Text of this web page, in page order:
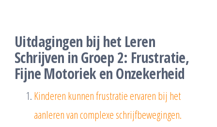
Uitdagingen bij het Leren
Schrijven in Groep 2: Frustratie,
Fijne Motoriek en Onzekerheid
Kinderen kunnen frustratie ervaren bij het
aanleren van complexe schrijfbewegingen.